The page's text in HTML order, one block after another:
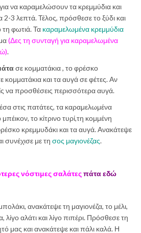
να καραμελώσουν τα κρεμμύδια και
2-3 λεπτά. Τέλος, πρόσθεσε το ξύδι και
φωτιά. Τα καραμελωμένα κρεμμύδια
(Δες τη συνταγή για καραμελωμένα
.
σε κομματάκια , το φρέσκο
κομματάκια και τα αυγά σε φέτες. Αν
να προσθέσεις περισσότερα αυγά.
στις πατάτες, τα καραμελωμένα
το κίτρινο τυρί,τη κομμένη
κρεμμυδάκι και τα αυγά. Ανακάτεψε
συνέχισε με τη σος μαγιονέζας.
νόστιμες σαλάτεςπάτα εδώ
ανακάτεψε τη μαγιονέζα, το μέλι,
αλάτι και λίγο πιπέρι. Πρόσθεσε τη
μας και ανακάτεψε και πάλι καλά. Η